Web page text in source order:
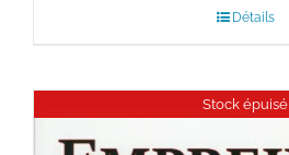
Détails
Stock épuisé